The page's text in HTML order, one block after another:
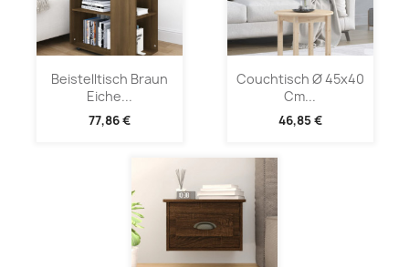
Beistelltisch Braun
Eiche...
77,86 €
Couchtisch Ø 45x40
Cm...
46,85 €